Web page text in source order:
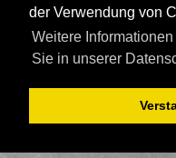
der Verwendung von
Weitere
Sie in unserer